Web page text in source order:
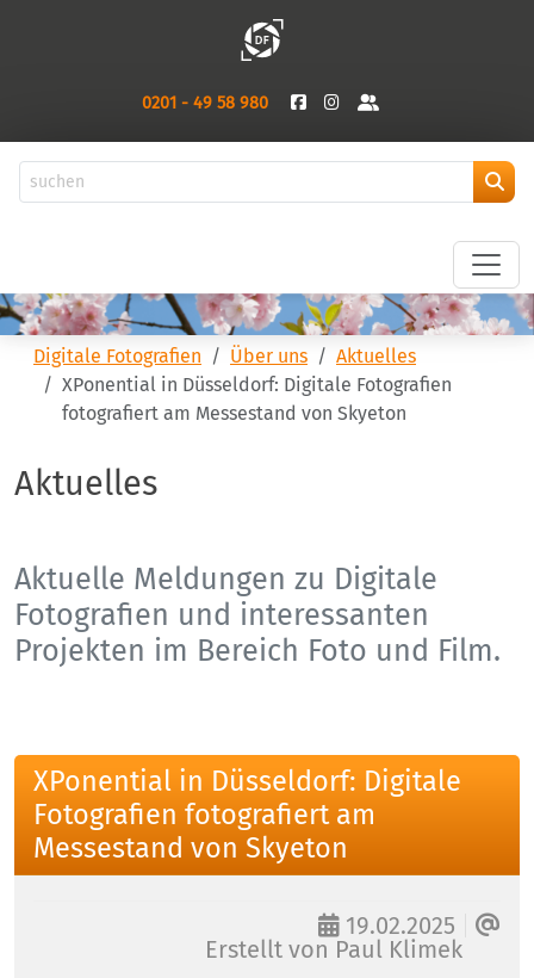
0201 - 49 58 980
Digitale Fotografien Über uns
Aktuelles
XPonential in Düsseldorf: Digitale Fotografien
fotografiert am Messestand von Skyeton
Aktuelles
Aktuelle Meldungen zu Digitale
Fotografien und interessanten
Projekten im Bereich Foto und Film.
XPonential in Düsseldorf: Digitale
Fotografien fotografiert am
Messestand von Skyeton
19.02.2025
Erstellt von Paul Klimek